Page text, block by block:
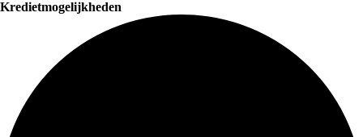
Kredietmogelijkheden